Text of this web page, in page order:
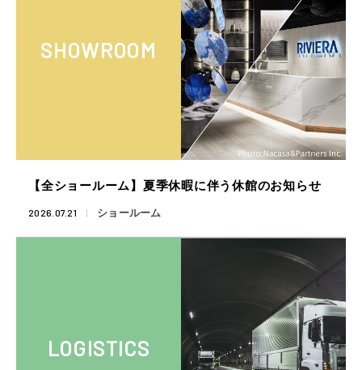
SHOWROOM
【全ショールーム】夏季休暇に伴う休館のお知らせ
2026.07.21 ショールーム
LOGISTICS